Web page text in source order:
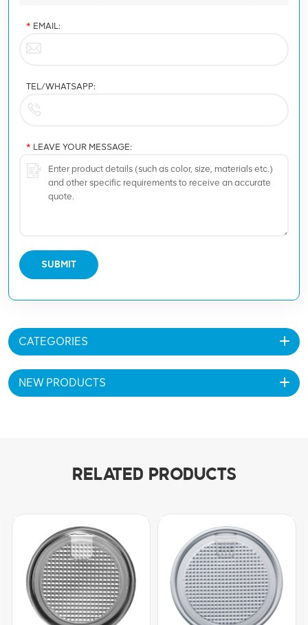
* EMAIL:
TEL/WHATSAPP:
* LEAVE YOUR MESSAGE:
SUBMIT
CATEGORIES
NEW PRODUCTS
RELATED PRODUCTS